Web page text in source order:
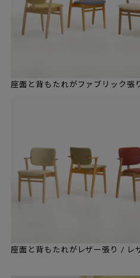
座面と背もたれがファブリック張
座面と背もたれがレザー張り / レ